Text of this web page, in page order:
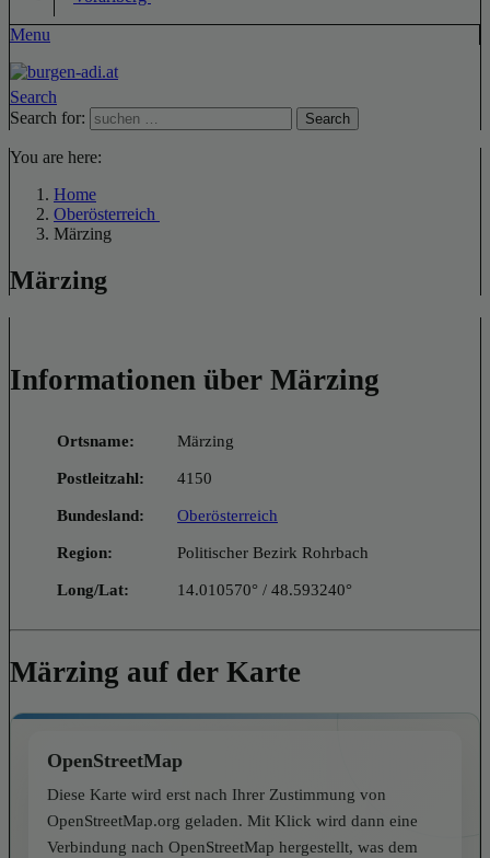
Menu
Search
Search for:
Search
You are here:
Home
Oberösterreich
Märzing
Märzing
Informationen über Märzing
Ortsname: Märzing
Postleitzahl: 4150
Bundesland: Oberösterreich
Region: Politischer Bezirk Rohrbach
Long/Lat: 14.010570° / 48.593240°
Märzing auf der Karte
OpenStreetMap
Diese Karte wird erst nach Ihrer Zustimmung von
OpenStreetMap.org geladen. Mit Klick wird dann eine
Verbindung nach OpenStreetMap hergestellt, was dem